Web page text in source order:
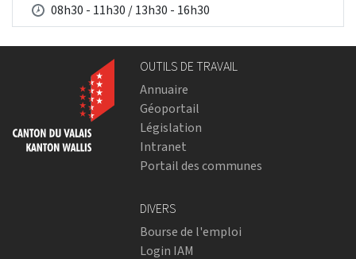
08h30 - 11h30 / 13h30 - 16h30
OUTILS DE TRAVAIL
Annuaire
Géoportail
Législation
Intranet
Portail des communes
DIVERS
Bourse de l'emploi
Login IAM